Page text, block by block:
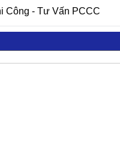
Công - Tư Vấn PCCC